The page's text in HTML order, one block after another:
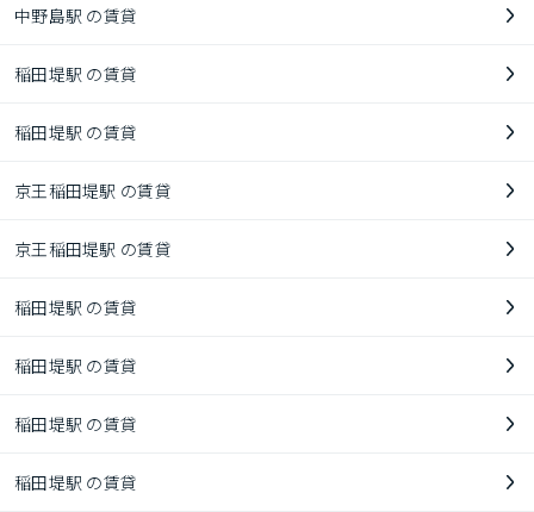
中野島駅 の賃貸
稲田堤駅 の賃貸
稲田堤駅 の賃貸
京王稲田堤駅 の賃貸
京王稲田堤駅 の賃貸
稲田堤駅 の賃貸
稲田堤駅 の賃貸
稲田堤駅 の賃貸
稲田堤駅 の賃貸